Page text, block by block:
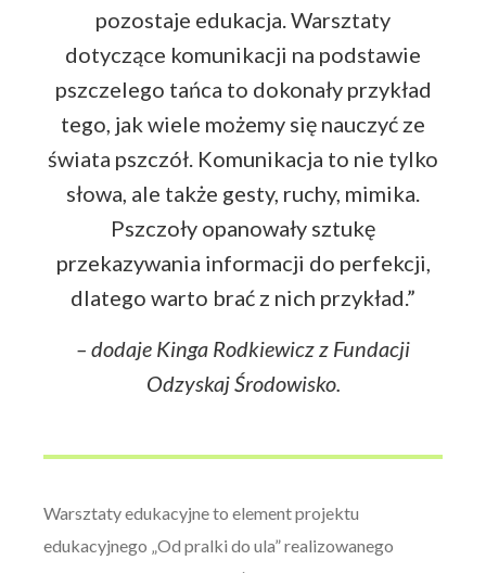
pozostaje edukacja. Warsztaty
dotyczące komunikacji na podstawie
pszczelego tańca to dokonały przykład
tego, jak wiele możemy się nauczyć ze
świata pszczół. Komunikacja to nie tylko
słowa, ale także gesty, ruchy, mimika.
Pszczoły opanowały sztukę
przekazywania informacji do perfekcji,
dlatego warto brać z nich przykład.”
– dodaje Kinga Rodkiewicz z Fundacji
Odzyskaj Środowisko.
Warsztaty edukacyjne to element projektu
edukacyjnego „Od pralki do ula” realizowanego